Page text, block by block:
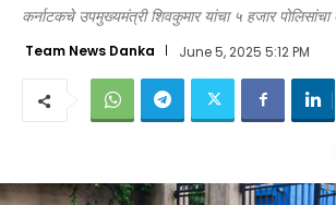
कर्नाटकचे उपमुख्यमंत्री शिवकुमार यांचा ५ हजार पोलिसांचा
Team News Danka June 5, 2025 5:12 PM